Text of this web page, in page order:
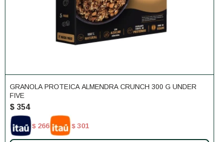
GRANOLA PROTEICA ALMENDRA CRUNCH 300 G UNDER
FIVE
$ 354
$ 266 $ 301